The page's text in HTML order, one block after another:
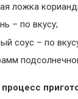
ложка
– по вкусу;
соус – по